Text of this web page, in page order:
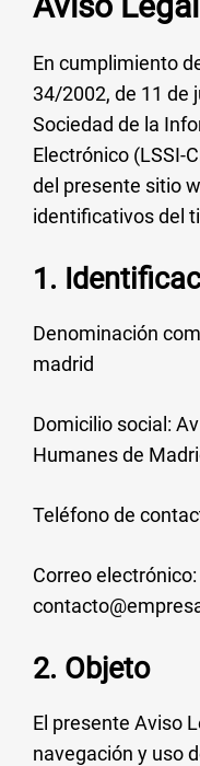
En cumplimiento
34/2002, de 11 de
Sociedad de la
Electrónico (LSSI-
del presente sitio
identificativos del
1.
Denominación
madrid
Domicilio social:
Humanes de
Teléfono de
Correo electrónico:
2. Objeto
El presente Aviso
navegación y uso